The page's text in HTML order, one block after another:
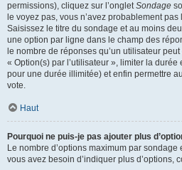
permissions), cliquez sur l’ongletSondage
le voyez pas, vous n’avez probablement
Saisissez le titre du sondage et au moins
une option par ligne dans le champ des
le nombre de réponses qu’un utilisateur
« Option(s) par l’utilisateur », limiter la
pour une durée illimitée) et enfin permettre
vote.
Haut
Pourquoi ne puis-je pas ajouter plus
Le nombre d’options maximum par sondage
vous avez besoin d’indiquer plus d’options,